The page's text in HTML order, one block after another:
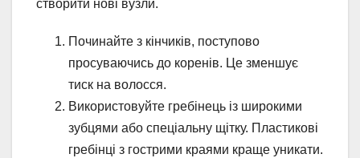
створити нові вузли.
Починайте з кінчиків, поступово
просуваючись до коренів. Це зменшує
тиск на волосся.
Використовуйте гребінець із широкими
зубцями або спеціальну щітку. Пластикові
гребінці з гострими краями краще уникати.